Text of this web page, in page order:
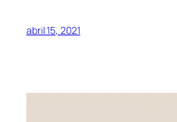
abril 15, 2021